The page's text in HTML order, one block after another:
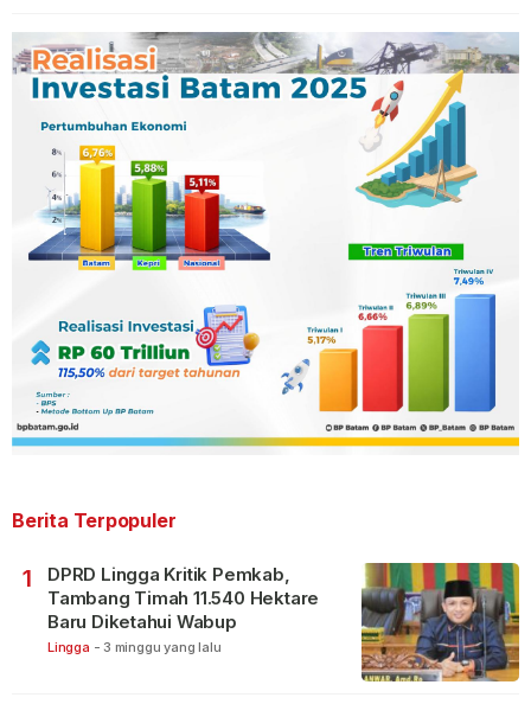
Berita Terpopuler
1
DPRD Lingga Kritik Pemkab,
Tambang Timah 11.540 Hektare
Baru Diketahui Wabup
Lingga - 3 minggu yang lalu